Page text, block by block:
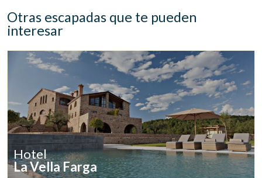
Otras escapadas que te pueden
interesar
Hotel
La Vella Farga